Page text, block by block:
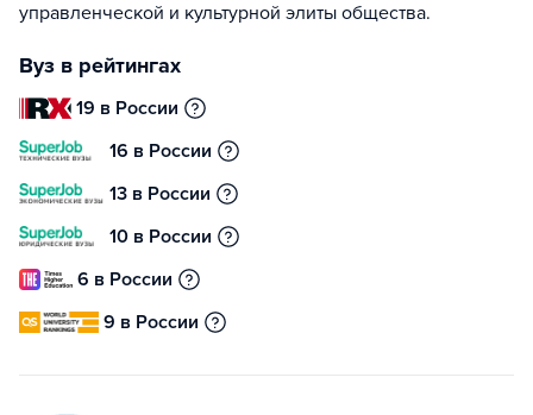
управленческой и культурной элиты общества.
Вуз в рейтингах
19 в России
16 в России
13 в России
10 в России
6 в России
9 в России